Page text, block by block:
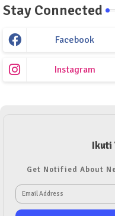
Stay Connected
Facebook
Instagram
Ikuti
Get Notified About